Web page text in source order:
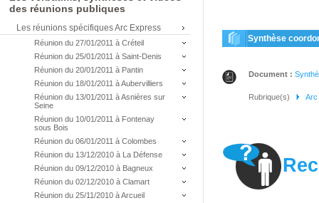
Synthèse
Document :
Rubrique(s) Arc
des réunions publiques
Les réunions spécifiques Arc Express
Réunion du 27/01/2011 à Créteil
Réunion du 25/01/2011 à Saint-Denis
Réunion du 20/01/2011 à Pantin
Réunion du 18/01/2011 à Aubervilliers
Réunion du 13/01/2011 à Asnières sur
Seine
Réunion du 10/01/2011 à Fontenay
sous Bois
Réunion du 06/01/2011 à Colombes
Réunion du 13/12/2010 à La Défense
Réunion du 09/12/2010 à Bagneux
Réunion du 02/12/2010 à Clamart
Réunion du 25/11/2010 à Arcueil